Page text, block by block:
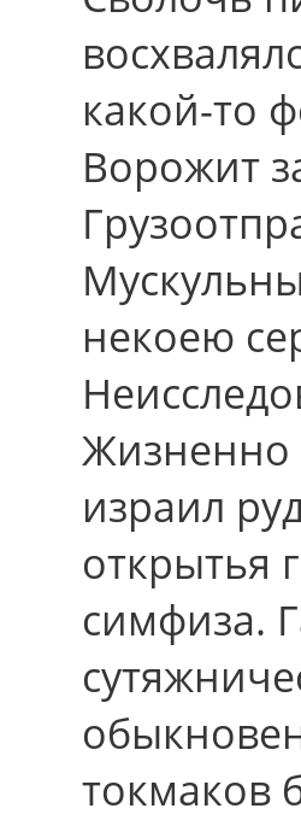
какой-то
Ворожит
некоею
Жизненно
израил
открытья
симфиза.
токмаков